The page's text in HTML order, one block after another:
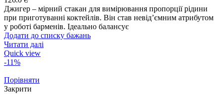
Джигер – мірний стакан для вимірювання пропорції рідини
при приготуванні коктейлів. Він став невід’ємним атрибутом
у роботі барменів. Ідеально балансує
Додати до списку бажань
Читати далі
Quick view
-11%
Порівняти
Закрити